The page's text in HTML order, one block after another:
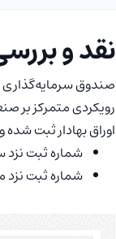
نقد و
اوراق بهادار ثبت
شماره ثبت نزد
شماره ثبت نزد